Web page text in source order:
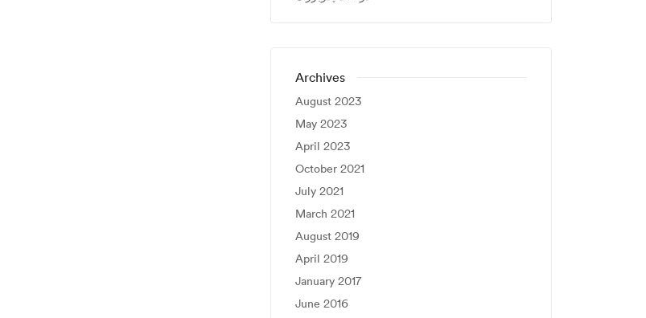
Archives
August 2023
May 2023
April 2023
October 2021
July 2021
March 2021
August 2019
April 2019
January 2017
June 2016